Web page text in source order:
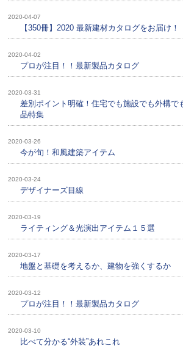
2020-04-07
【350冊】2020 最新建材カタログをお届け！
2020-04-02
プロが注目！！最新製品カタログ
2020-03-31
差別ポイント明確！住宅でも施設でも外構で
品特集
2020-03-26
今が旬！和風建築アイテム
2020-03-24
デザイナーズ目線
2020-03-19
ライティング＆光演出アイテム１５選
2020-03-17
地盤と基礎を考えるか、建物を強くするか
2020-03-12
プロが注目！！最新製品カタログ
2020-03-10
比べて分かる“外装”あれこれ